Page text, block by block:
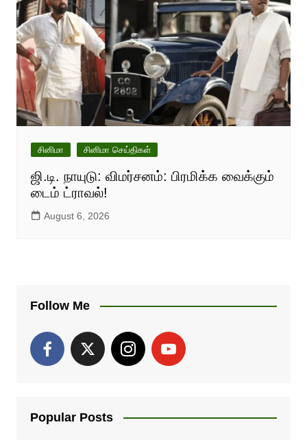
சினிமா சினிமா செய்திகள்
ஜி.டி. நாயுடு: விமர்சனம்: பிரமிக்க வைக்கும்
டைம் ட்ராவல்!
August 6, 2026
Follow Me
Popular Posts